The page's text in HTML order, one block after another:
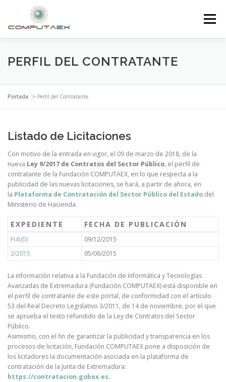
Menú
INICIO LA FUNDACIÓN EL CENTRO
SUPERCOMPUTACIÓN
INVESTIGACIÓN E INNOVACIÓN
PERFIL DEL CONTRATANTE
Portada >> Perfil del Contratante
Listado de Licitaciones
Con motivo de la entrada en vigor, el 09 de marzo de 2018, de la
nueva Ley 9/2017 de Contratos del Sector Público, el perfil de
contratante de la Fundación COMPUTAEX, en lo que respecta a la
publicidad de las nuevas licitaciones, se hará, a partir de ahora, en
la Plataforma de Contratación del Sector Público del Estado del
Ministerio de Hacienda.
EXPEDIENTE FECHA DE PUBLICACIÓN
FI4VDI
09/12/2015
2/2015
05/06/2015
La información relativa a la Fundación de Informática y Tecnologías
Avanzadas de Extremadura (Fundación COMPUTAEX) está disponible en
el perfil de contratante de este portal, de conformidad con el artículo
53 del Real Decreto Legislativo 3/2011, de 14 de noviembre, por el que
se aprueba el texto refundido de la Ley de Contratos del Sector
Público.
Asimismo, con el fin de garantizar la publicidad y transparencia en los
procesos de licitación, Fundación COMPUTAEX pone a disposición de
los licitadores la documentación asociada en la plataforma de
contratación de la Junta de Extremadura:
https://contratacion.gobex.es.